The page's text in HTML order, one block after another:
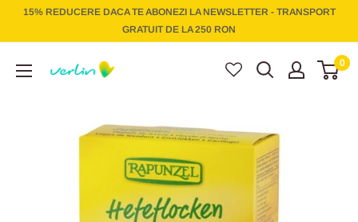
15% REDUCERE DACA TE ABONEZI LA NEWSLETTER - TRANSPORT
GRATUIT DE LA 250 RON
0